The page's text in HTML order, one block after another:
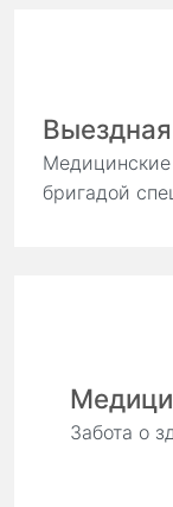
бригадой
Забота о